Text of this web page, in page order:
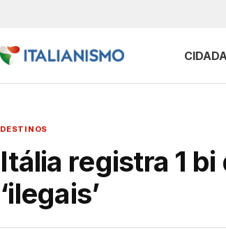
DESTINOS
Itália registra 1
‘ilegais’